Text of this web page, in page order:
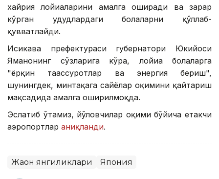
хайрия лойиҳаларини амалга оширади ва зарар
кўрган ҳудудлардаги болаларни қўллаб-
қувватлайди.
Исикава префектураси губернатори Юкийоси
Яманонинг сўзларига кўра, лойиҳа болаларга
"ёрқин таассуротлар ва энергия бериш",
шунингдек, минтақага сайёҳлар оқимини қайтариш
мақсадида амалга оширилмоқда.
Эслатиб ўтамиз, йўловчилар оқими бўйича етакчи
аэропортлар аниқланди.
Жаҳон янгиликлари Япония